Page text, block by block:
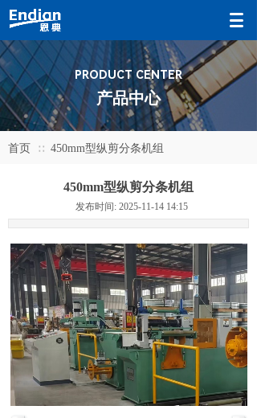
产品中心
PRODUCT CENTER
首页 ∷ 450mm型纵剪分条机组
450mm型纵剪分条机组
发布时间: 2025-11-14 14:15